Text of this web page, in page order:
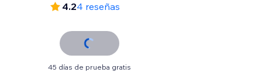
4.24 reseñas
45 días de prueba gratis